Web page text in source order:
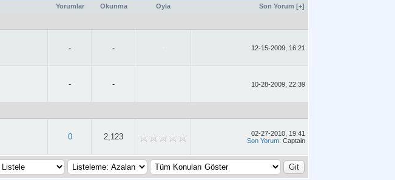
Yorumlar Okunma Oyla Son Yorum [+]
- - 12-15-2009, 16:21
- - 10-28-2009, 22:39
0 2,123
02-27-2010, 19:41
Son Yorum: Captain